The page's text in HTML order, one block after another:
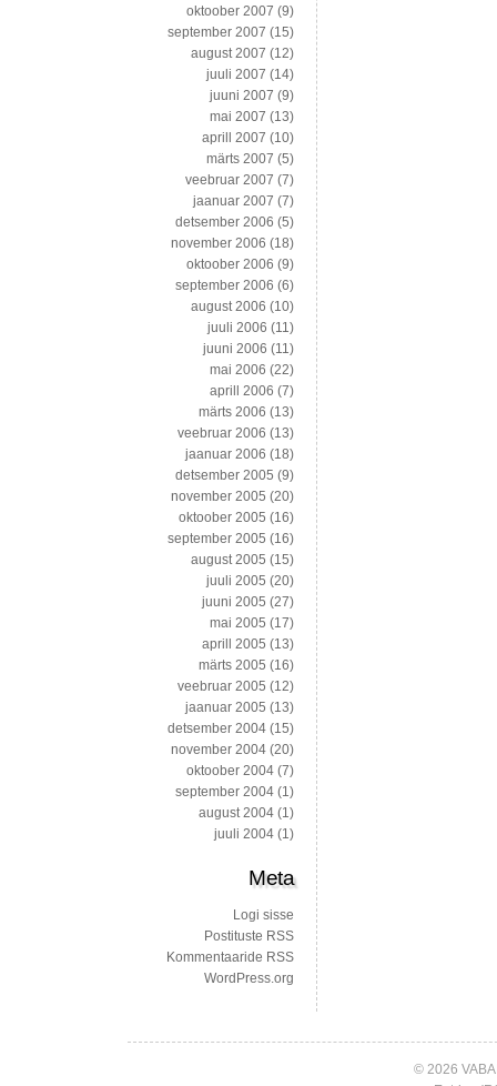
oktoober 2007 (9)
september 2007 (15)
august 2007 (12)
juuli 2007 (14)
juuni 2007 (9)
mai 2007 (13)
aprill 2007 (10)
märts 2007 (5)
veebruar 2007 (7)
jaanuar 2007 (7)
detsember 2006 (5)
november 2006 (18)
oktoober 2006 (9)
september 2006 (6)
august 2006 (10)
juuli 2006 (11)
juuni 2006 (11)
mai 2006 (22)
aprill 2006 (7)
märts 2006 (13)
veebruar 2006 (13)
jaanuar 2006 (18)
detsember 2005 (9)
november 2005 (20)
oktoober 2005 (16)
september 2005 (16)
august 2005 (15)
juuli 2005 (20)
juuni 2005 (27)
mai 2005 (17)
aprill 2005 (13)
märts 2005 (16)
veebruar 2005 (12)
jaanuar 2005 (13)
detsember 2004 (15)
november 2004 (20)
oktoober 2004 (7)
september 2004 (1)
august 2004 (1)
juuli 2004 (1)
Meta
Logi sisse
Postituste RSS
Kommentaaride RSS
WordPress.org
© 2026